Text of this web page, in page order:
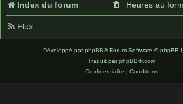
Index du forum Heures au
Flux
Développé parphpBB® Forum Software © phpBB
Traduit parphpBB-fr.com
Confidentialité | Conditions